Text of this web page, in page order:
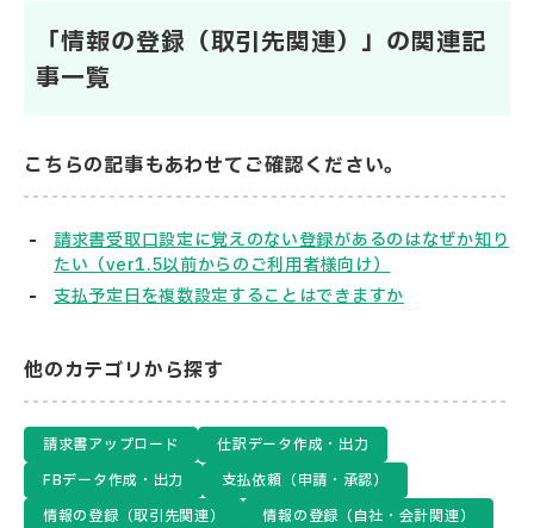
「情報の登録（取引先関連）」の関連記
事一覧
こちらの記事もあわせてご確認ください。
請求書受取口設定に覚えのない登録があるのはなぜか知り
たい（ver1.5以前からのご利用者様向け）
支払予定日を複数設定することはできますか
他のカテゴリから探す
請求書アップロード
仕訳データ作成・出力
FBデータ作成・出力
支払依頼（申請・承認）
情報の登録（取引先関連）
情報の登録（自社・会計関連）